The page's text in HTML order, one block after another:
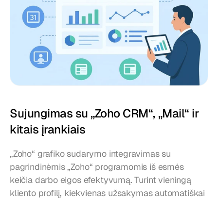
Sujungimas su „Zoho CRM“, „Mail“ ir
kitais įrankiais
„Zoho“ grafiko sudarymo integravimas su
pagrindinėmis „Zoho“ programomis iš esmės
keičia darbo eigos efektyvumą. Turint vieningą
kliento profilį, kiekvienas užsakymas automatiškai